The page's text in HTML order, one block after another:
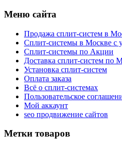
Меню сайта
Продажа сплит-систем в
Сплит-системы в Москве с
Сплит-системы по Акции
Доставка сплит-систем по
Установка сплит-систем
Оплата заказа
Всё о сплит-системах
Пользовательское
Мой аккаунт
seo продвижение сайтов
Метки товаров